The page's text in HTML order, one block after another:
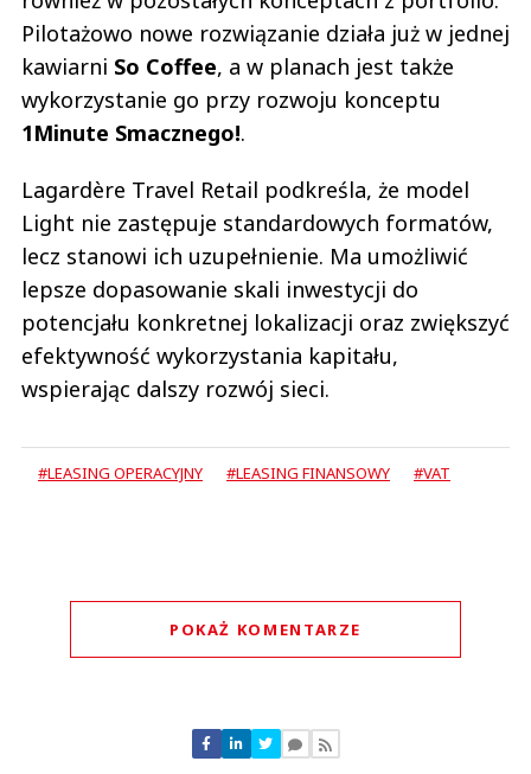
Pilotażowo nowe rozwiązanie działa już w jednej
kawiarni So Coffee, a w planach jest także
wykorzystanie go przy rozwoju konceptu
1Minute Smacznego!.
Lagardère Travel Retail podkreśla, że model
Light nie zastępuje standardowych formatów,
lecz stanowi ich uzupełnienie. Ma umożliwić
lepsze dopasowanie skali inwestycji do
potencjału konkretnej lokalizacji oraz zwiększyć
efektywność wykorzystania kapitału,
wspierając dalszy rozwój sieci.
#LEASING OPERACYJNY #LEASING FINANSOWY #VAT
POKAŻ KOMENTARZE
Nie znaleziono komentarzy
Zostaw swoje komentarze